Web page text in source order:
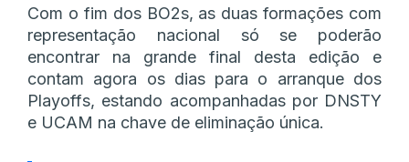
Com o fim dos BO2s, as duas formações com
representação nacional só se poderão
encontrar na grande final desta edição e
contam agora os dias para o arranque dos
Playoffs, estando acompanhadas por DNSTY
e UCAM na chave de eliminação única.